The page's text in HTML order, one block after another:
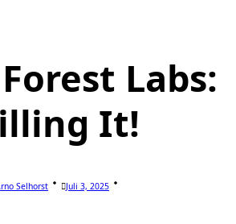
Labs:
It!
Selhorst Juli 3, 2025